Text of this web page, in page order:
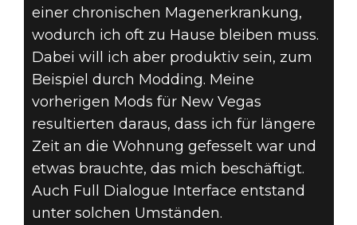
einer chronischen Magenerkrankung,
wodurch ich oft zu Hause bleiben muss.
Dabei will ich aber produktiv sein, zum
Beispiel durch Modding. Meine
vorherigen Mods für New Vegas
resultierten daraus, dass ich für längere
Zeit an die Wohnung gefesselt war und
etwas brauchte, das mich beschäftigt.
Auch Full Dialogue Interface entstand
unter solchen Umständen.